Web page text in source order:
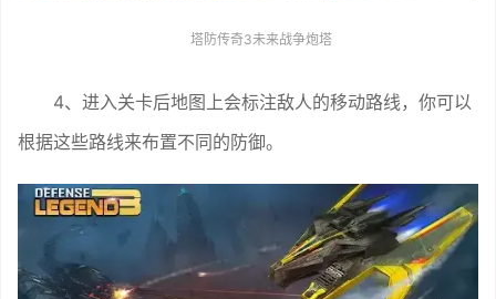
塔防传奇3未来战争炮塔
4、进入关卡后地图上会标注敌人的移动路线，你可以
根据这些路线来布置不同的防御。